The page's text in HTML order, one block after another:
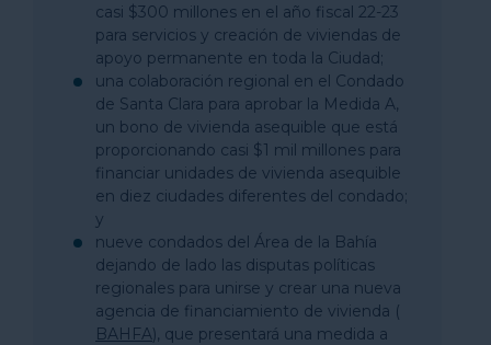
casi $300 millones en el año fiscal 22-23
para servicios y creación de viviendas de
apoyo permanente en toda la Ciudad;
una colaboración regional en el Condado
de Santa Clara para aprobar la Medida A,
un bono de vivienda asequible que está
proporcionando casi $1 mil millones para
financiar unidades de vivienda asequible
en diez ciudades diferentes del condado;
y
nueve condados del Área de la Bahía
dejando de lado las disputas políticas
regionales para unirse y crear una nueva
agencia de financiamiento de vivienda (
BAHFA), que presentará una medida a